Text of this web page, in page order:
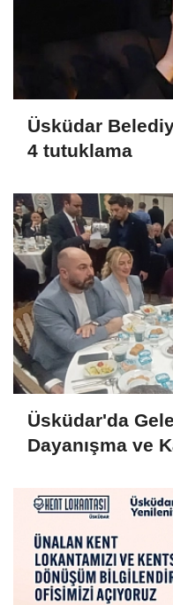
Üsküdar
4 tutuklama
Üsküdar'da
Dayanışma ve